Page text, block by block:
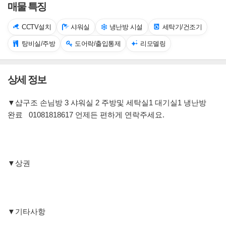
매물 특징
CCTV설치 샤워실 냉난방 시설 세탁기/건조기
탕비실/주방 도어락/출입통제 리모델링
상세 정보
▼샵구조 손님방 3 샤워실 2 주방및 세탁실1 대기실1 냉난방
완료 01081818617 언제든 편하게 연락주세요.
▼상권
▼기타사항